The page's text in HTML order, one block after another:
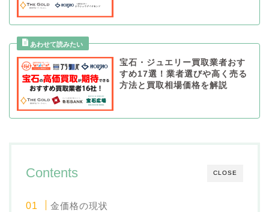
宝石・ジュエリー買取業者おす
すめ17選！業者選びや高く売る
方法と買取相場価格を解説
CLOSE
Contents
金価格の現状